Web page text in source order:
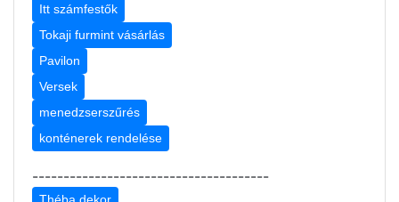
Itt számfestők
Tokaji furmint vásárlás
Pavilon
Versek
menedzserszűrés
konténerek rendelése
--------------------------------------
Théba dekor